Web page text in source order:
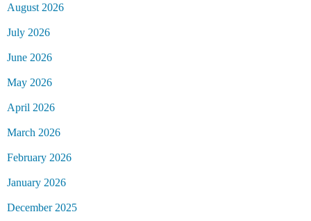
August 2026
July 2026
June 2026
May 2026
April 2026
March 2026
February 2026
January 2026
December 2025